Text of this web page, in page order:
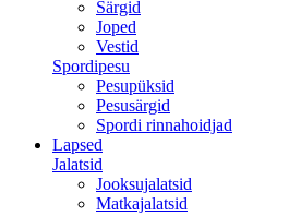
Särgid
Joped
Vestid
Spordipesu
Pesupüksid
Pesusärgid
Spordi rinnahoidjad
Lapsed
Jalatsid
Jooksujalatsid
Matkajalatsid